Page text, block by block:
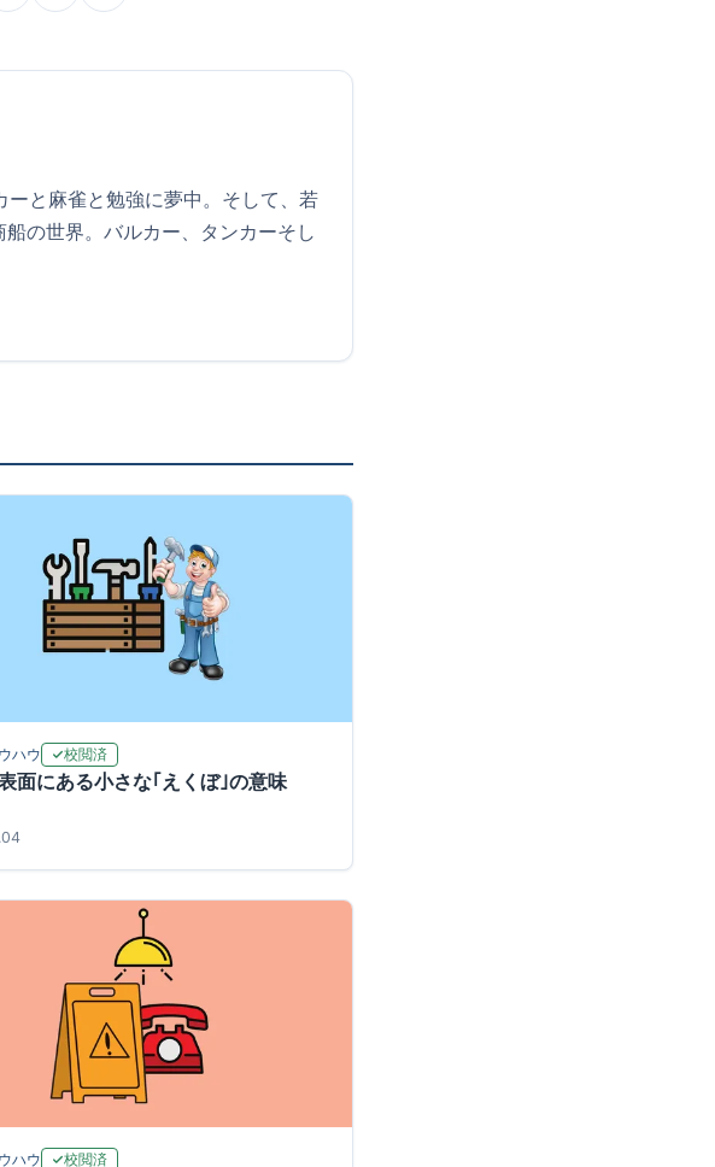
と麻雀と勉強に夢中。そして、若
の世界。バルカー、タンカーそし
ハウ 校閲済
面にある小さな｢えくぼ｣の意味
ハウ 校閲済